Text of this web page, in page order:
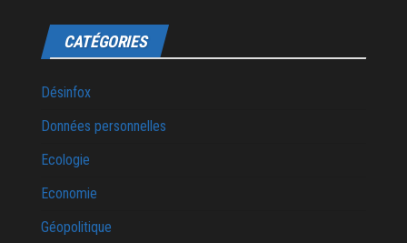
CATÉGORIES
Désinfox
Données personnelles
Ecologie
Economie
Géopolitique